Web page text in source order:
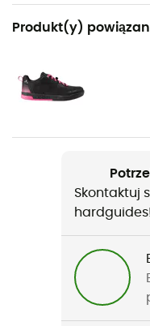
Polecane dla
MTB / Rower miejski
Rodzaj
Kobiety
Ciężar
Nazwa produktu
Moab Rain Jacket II
Budowa ubrania
2,5 warstwy
Produkt(y)
Skontaktuj